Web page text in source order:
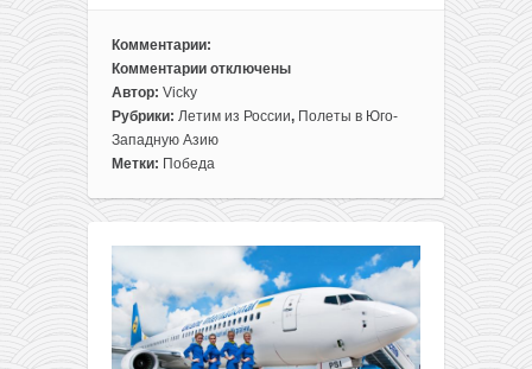
Комментарии:
Комментарии
к
записи
Победа:
прямые
в
Армению
всего
за
56€
отключены
Автор: Vicky
Рубрики: Летим из России, Полеты в Юго-
Западную Азию
Метки: Победа